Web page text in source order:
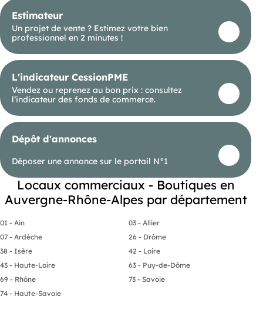
à proximité
Une excellente opportunité pour lancer ou
attractive de l'Est lyonnais.
Pour tout renseignement ou organiser une visite,
contactez-moi :
Éric Buttaud
l'acquéreur, soit 30,00% TTC du prix hors
Les informations sur les risques auxquels ce bien
est exposé sont disponibles sur le site Géorisques :
georisques. gouv. fr.
() Entrepreneur Individuel à Responsabilité
Limitée - Réf.961294
Estimateur
Un projet de vente ? Estimez votre bien
professionnel en 2 minutes !
L'indicateur CessionPME
Vendez ou reprenez au bon prix : consultez
l’indicateur des fonds de commerce.
Dépôt d'annonces
Déposer une annonce sur le portail N°1
Locaux commerciaux - Boutiques en
Auvergne-Rhône-Alpes par département
01 - Ain
03 - Allier
07 - Ardèche
26 - Drôme
38 - Isère
42 - Loire
43 - Haute-Loire
63 - Puy-de-Dôme
69 - Rhône
73 - Savoie
74 - Haute-Savoie